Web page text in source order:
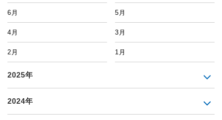
6月 5月
4月 3月
2月 1月
2025年
2024年